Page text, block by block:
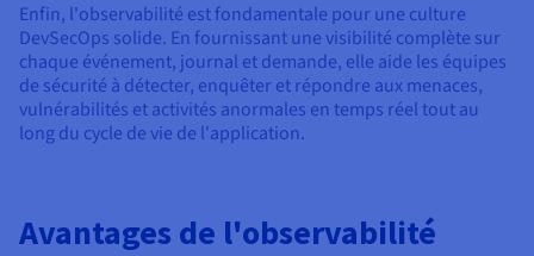
Enfin, l'observabilité est fondamentale pour une culture
DevSecOps solide. En fournissant une visibilité complète sur
chaque événement, journal et demande, elle aide les équipes
de sécurité à détecter, enquêter et répondre aux menaces,
vulnérabilités et activités anormales en temps réel tout au
long du cycle de vie de l'application.
Avantages de l'observabilité